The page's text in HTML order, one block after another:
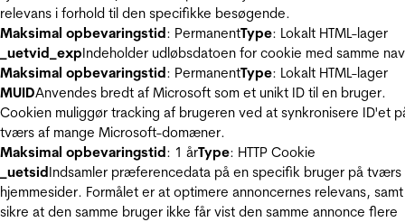
relevans i forhold til den specifikke besøgende.
Maksimal opbevaringstid: PermanentType: Lokalt HTML-lager
_uetvid_expIndeholder udløbsdatoen for cookie med samme
Maksimal opbevaringstid: PermanentType: Lokalt HTML-lager
MUIDAnvendes bredt af Microsoft som et unikt ID til en bruger.
Cookien muliggør tracking af brugeren ved at synkronisere ID'et
tværs af mange Microsoft-domæner.
Maksimal opbevaringstid: 1 årType: HTTP Cookie
_uetsidIndsamler præferencedata på en specifik bruger på tværs
hjemmesider. Formålet er at optimere annoncernes relevans, samt
sikre at den samme bruger ikke får vist den samme annonce flere